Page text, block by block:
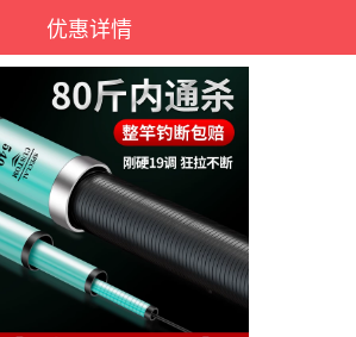
优惠详情